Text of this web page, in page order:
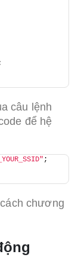
câu lệnh
để hệ
;
chương